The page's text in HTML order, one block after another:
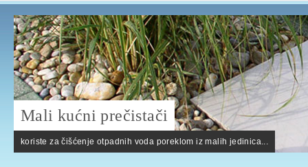
Mali kućni prečistači
koriste za čišćenje otpadnih voda poreklom iz malih jedinica...